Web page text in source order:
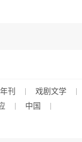
刊
戏剧文学
中国